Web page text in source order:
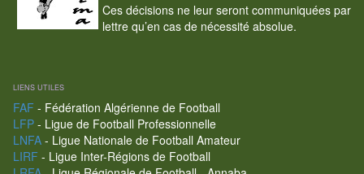
Ces décisions ne leur seront communiquées par
lettre qu’en cas de nécessité absolue.
LIENS UTILES
FAF - Fédération Algérienne de Football
LFP- Ligue de Football Professionnelle
LNFA- Ligue Nationale de Football Amateur
LIRF - Ligue Inter-Régions de Football